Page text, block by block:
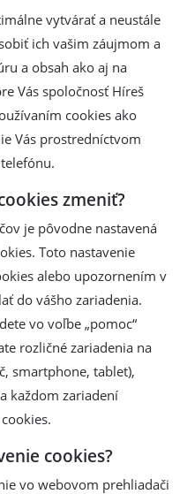
vytvárať a neustále
ich vašim záujmom a
a obsah ako aj na
Vás spoločnosť Híreš
cookies ako
Vás prostredníctvom
zmeniť?
je pôvodne nastavená
Toto nastavenie
alebo upozornením v
do vášho zariadenia.
vo voľbe „pomoc“
rozličné zariadenia na
smartphone, tablet),
každom zariadení
cookies?
vo webovom prehliadači